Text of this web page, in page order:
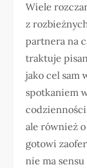
Wiele
z
partnera na
traktuje
jako cel sam
spotkaniem
ale również
gotowi
nie ma